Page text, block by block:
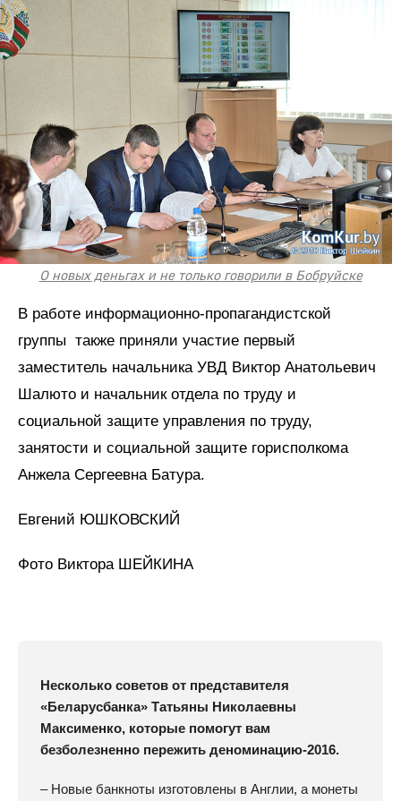
О новых деньгах и не только говорили в Бобруйске
В работе информационно-пропагандистской
группы также приняли участие первый
заместитель начальника УВД Виктор Анатольевич
Шалюто и начальник отдела по труду и
социальной защите управления по труду,
занятости и социальной защите гор­исполкома
Анжела Сергеевна Батура.
Евгений ЮШКОВСКИЙ
Фото Виктора ШЕЙКИНА
Несколько советов от представителя
«Беларусбанка» Татьяны Николаевны
Максименко, которые помогут вам
безболезненно пережить деноминацию‑2016.
– Новые банкноты изготовлены в Англии, а монеты